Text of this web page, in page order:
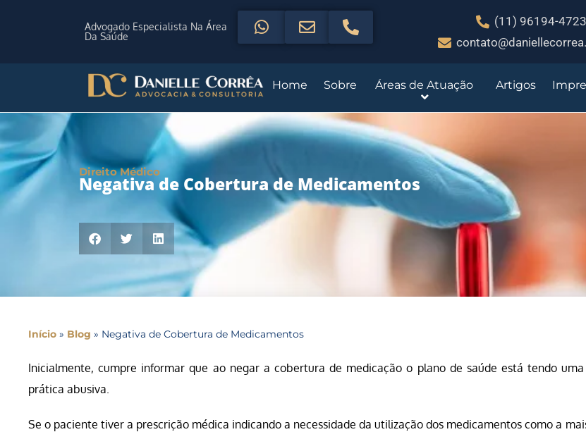
Advogado Especialista Na Área
Da Saúde
(11) 96194-4723
Home Sobre Áreas de Atuação Artigos
Direito Médico
Negativa de Cobertura de Medicamentos
Início » Blog » Negativa de Cobertura de Medicamentos
Inicialmente, cumpre informar que ao negar a cobertura de medicação o plano de saúde está tendo
prática abusiva.
Se o paciente tiver a prescrição médica indicando a necessidade da utilização dos medicamentos como a